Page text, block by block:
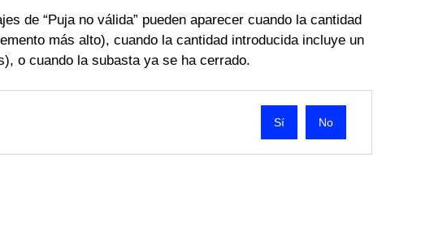
de “Puja no válida” pueden aparecer cuando la cantidad
más alto), cuando la cantidad introducida incluye un
o cuando la subasta ya se ha cerrado.
No